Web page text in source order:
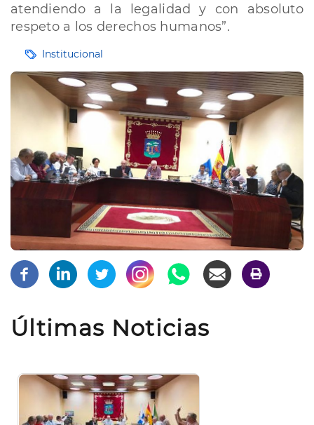
atendiendo a la legalidad y con absoluto
respeto a los derechos humanos”.
EtiquetasInstitucional
Últimas Noticias